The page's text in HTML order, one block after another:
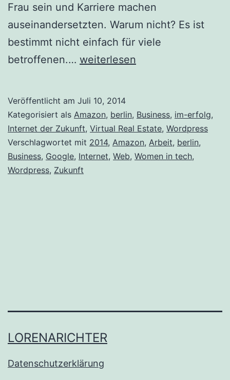
Frau sein und Karriere machen
auseinandersetzten. Warum nicht? Es ist
bestimmt nicht einfach für viele
betroffenen.… Women
weiterlesen
Veröffentlicht am Juli 10, 2014
Kategorisiert als Amazon, berlin, Business, im-erfolg,
Internet der Zukunft, Virtual Real Estate, Wordpress
Verschlagwortet mit 2014, Amazon, Arbeit, berlin,
Business, Google, Internet, Web, Women in tech,
Wordpress, Zukunft
LORENARICHTER
Datenschutzerklärung